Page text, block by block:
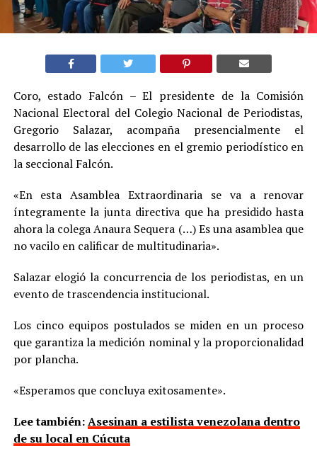
Coro, estado Falcón – El presidente de la Comisión
Nacional Electoral del Colegio Nacional de Periodistas,
Gregorio Salazar, acompaña presencialmente el
desarrollo de las elecciones en el gremio periodístico en
la seccional Falcón.
«En esta Asamblea Extraordinaria se va a renovar
íntegramente la junta directiva que ha presidido hasta
ahora la colega Anaura Sequera (…) Es una asamblea que
no vacilo en calificar de multitudinaria».
Salazar elogió la concurrencia de los periodistas, en un
evento de trascendencia institucional.
Los cinco equipos postulados se miden en un proceso
que garantiza la medición nominal y la proporcionalidad
por plancha.
«Esperamos que concluya exitosamente».
Lee también:Asesinan a estilista venezolana dentro
de su local en Cúcuta